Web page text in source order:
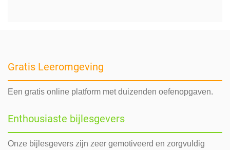
Gratis Leeromgeving
Een gratis online platform met duizenden oefenopgaven.
Enthousiaste bijlesgevers
Onze bijlesgevers zijn zeer gemotiveerd en zorgvuldig